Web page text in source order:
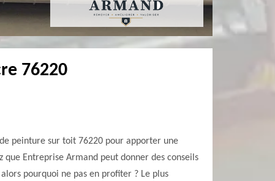
76220
peinture sur toit 76220 pour apporter une
Entreprise Armand peut donner des conseils
pourquoi ne pas en profiter ? Le plus